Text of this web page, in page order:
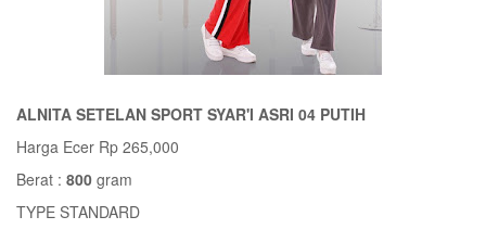
ALNITA SETELAN SPORT SYAR'I ASRI 04 PUTIH
Harga Ecer Rp 265,000
Berat : 800 gram
TYPE STANDARD